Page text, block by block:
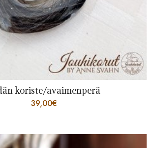
koriste/avaimenperä
39,00€